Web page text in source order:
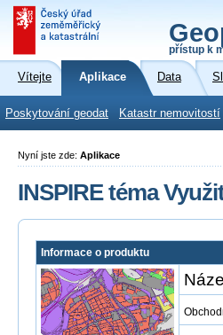
přístup k
Vítejte Aplikace Data
Poskytování geodat Katastr nemovitostí
Nyní jste zde: Aplikace
INSPIRE téma
Informace o produktu